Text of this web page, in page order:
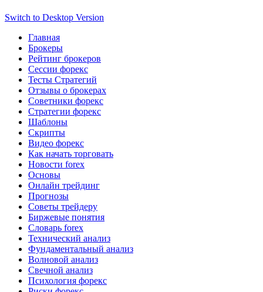
Switch to Desktop Version
Главная
Брокеры
Рейтинг брокеров
Сессии форекс
Тесты Стратегий
Отзывы о брокерах
Советники форекс
Стратегии форекс
Шаблоны
Скрипты
Видео форекс
Как начать торговать
Новости forex
Основы
Онлайн трейдинг
Прогнозы
Советы трейдеру
Биржевые понятия
Словарь forex
Технический анализ
Фундаментальный анализ
Волновой анализ
Свечной анализ
Психология форекс